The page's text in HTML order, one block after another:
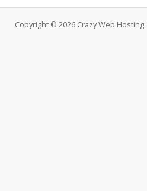
Copyright © 2026 Crazy Web